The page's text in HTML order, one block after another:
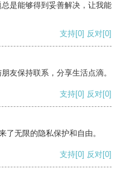
是能够得到妥善解决，让我能
支持[0] 反对[0]
友保持联系，分享生活点滴。
支持[0] 反对[0]
了无限的隐私保护和自由。
支持[0] 反对[0]